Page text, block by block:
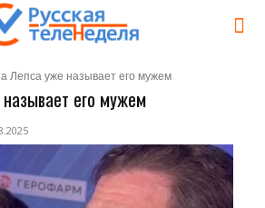
Лепса уже называет его мужем
его мужем